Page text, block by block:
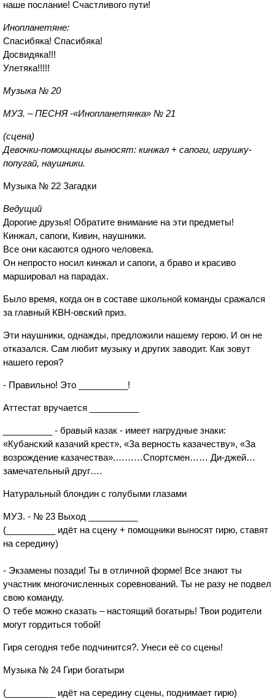
наше послание! Счастливого пути!
Инопланетяне:
Спасибяка! Спасибяка!
Досвидяка!!!
Улетяка!!!!!
Музыка № 20
МУЗ. – ПЕСНЯ -«Инопланетянка» № 21
(сцена)
Девочки-помощницы выносят: кинжал + сапоги, игрушку-
попугай, наушники.
Музыка № 22 Загадки
Ведущий
Дорогие друзья! Обратите внимание на эти предметы!
Кинжал, сапоги, Кивин, наушники.
Все они касаются одного человека.
Он непросто носил кинжал и сапоги, а браво и красиво
маршировал на парадах.
Было время, когда он в составе школьной команды сражался
за главный КВН-овский приз.
Эти наушники, однажды, предложили нашему герою. И он не
отказался. Сам любит музыку и других заводит. Как зовут
нашего героя?
- Правильно! Это __________!
Аттестат вручается __________
__________ - бравый казак - имеет нагрудные знаки:
«Кубанский казачий крест», «За верность казачеству», «За
возрождение казачества».………Спортсмен…… Ди-джей…
замечательный друг….
Натуральный блондин с голубыми глазами
МУЗ. - № 23 Выход __________
(__________ идёт на сцену + помощники выносят гирю, ставят
на середину)
- Экзамены позади! Ты в отличной форме! Все знают ты
участник многочисленных соревнований. Ты не разу не подвел
свою команду.
О тебе можно сказать – настоящий богатырь! Твои родители
могут гордиться тобой!
Гиря сегодня тебе подчинится?. Унеси её со сцены!
Музыка № 24 Гири богатыри
(__________ идёт на середину сцены, поднимает гирю)